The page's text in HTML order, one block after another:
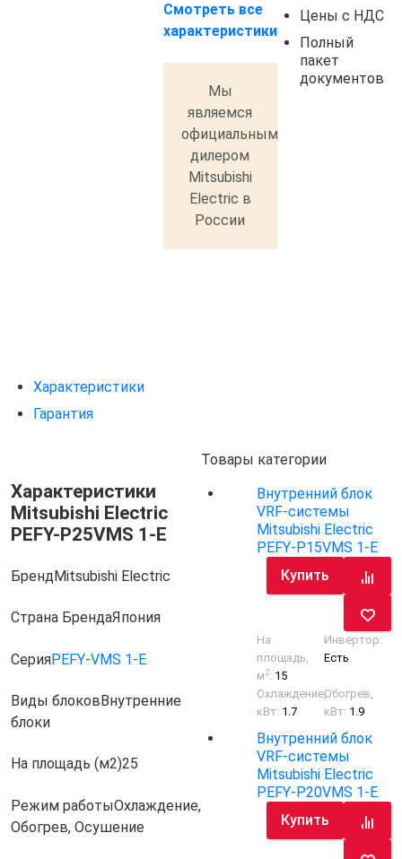
Цены с НДС
Полный
пакет
документов
Смотреть все
характеристики
Мы
являемся
официальным
дилером
Mitsubishi
Electric в
России
Характеристики
Гарантия
Характеристики
Mitsubishi Electric
PEFY-P25VMS 1-E
БрендMitsubishi Electric
Страна БрендаЯпония
СерияPEFY-VMS 1-E
Виды блоковВнутренние
блоки
На площадь (м2)25
Режим работыОхлаждение,
Обогрев, Осушение
Товары категории
Внутренний блок
VRF-системы
Mitsubishi Electric
PEFY-P15VMS 1-E
Купить
На
площадь,
м2: 15
Инвертор:
Есть
Охлаждение,
кВт: 1.7
Обогрев,
кВт: 1.9
Внутренний блок
VRF-системы
Mitsubishi Electric
PEFY-P20VMS 1-E
Купить